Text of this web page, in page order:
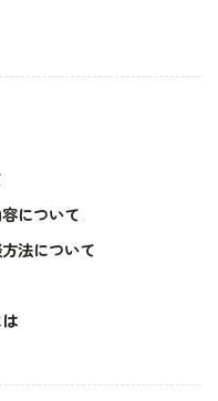
について
法について